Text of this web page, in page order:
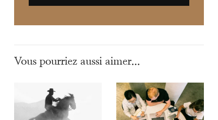
Vous pourriez aussi aimer...